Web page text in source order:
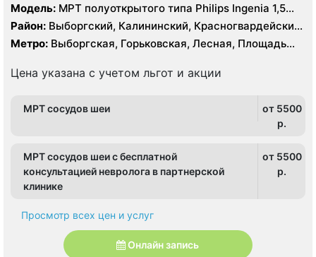
Модель: МРТ полуоткрытого типа Philips Ingenia 1,5
Тесла
Район: Выборгский, Калининский, Красногвардейский,
Петроградский, Центральный
Метро: Выборгская, Горьковская, Лесная, Площадь
Цена указана с учетом льгот и акции
МРТ сосудов шеи
от 5500
p.
МРТ сосудов шеи с бесплатной
консультацией невролога в партнерской
клинике
от 5500
p.
Просмотр всех цен и услуг
Онлайн запись